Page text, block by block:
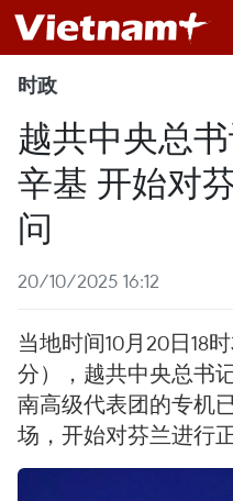
时政
越共中央总
辛基 开始对
问
20/10/2025 16:12
当地时间10月20日18
分），越共中央总书
南高级代表团的专机
场，开始对芬兰进行